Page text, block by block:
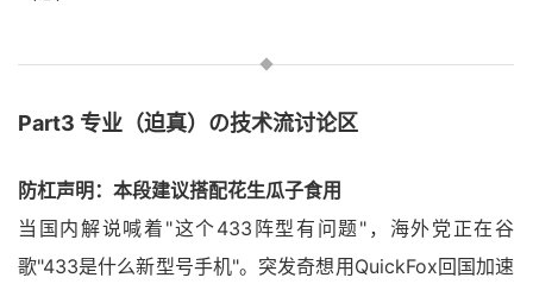
Part3 专业（迫真）の技术流讨论区
防杠声明：本段建议搭配花生瓜子食用
当国内解说喊着"这个433阵型有问题"，海外党正在谷
歌"433是什么新型号手机"。突发奇想用QuickFox回国加速